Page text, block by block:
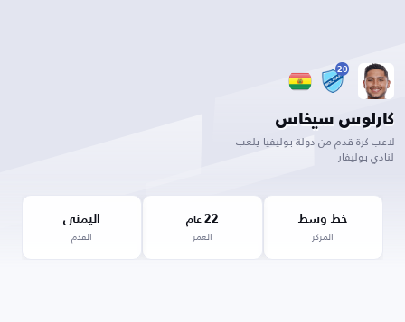
20
كارلوس سيخاس
لاعب كرة قدم من دولة بوليفيا يلعب
لنادي بوليفار
خط وسط
المركز
22عام
العمر
اليمنى
القدم